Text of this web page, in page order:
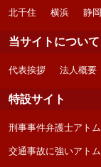
北千住 横浜 静岡
当サイトについて
代表挨拶 法人概要
特設サイト
刑事事件弁護士アトム
交通事故に強いアト